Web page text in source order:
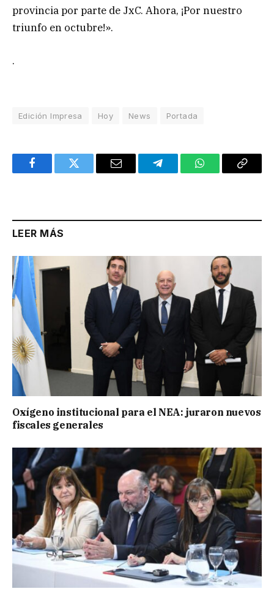
provincia por parte de JxC. Ahora, ¡Por nuestro
triunfo en octubre!».
.
Edición Impresa Hoy News Portada
FacebookTwitter Email TelegramWhatsAppCopy
LEER MÁS
Oxígeno institucional para el NEA: juraron nuevos
fiscales generales